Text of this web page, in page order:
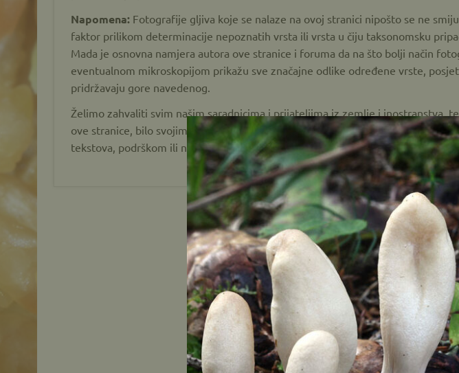
Napomena:Fotografije gljiva koje se nalaze na ovoj stranici nipošto se ne
faktor prilikom determinacije nepoznatih vrsta ili vrsta u čiju taksonomsku
Mada je osnovna namjera autora ove stranice i foruma da na što bolji način
eventualnom mikroskopijom prikažu sve značajne odlike određene vrste,
pridržavaju gore navedenog.
Želimo zahvaliti svim našim saradnicima i prijateljima iz zemlje i inostranstva,
ove stranice, bilo svojim prijedlozima, savjetima, determinacijom određenih
tekstova, podrškom ili na bilo koji drugi koristan način.